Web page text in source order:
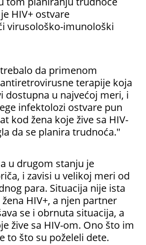
HIV+ ostvare
virusološko-imunološki
da primenom
terapije koja
dostupna u najvećoj meri, i
infektolozi ostvare pun
kod žena koje žive sa HIV-
da se planira trudnoća."
u drugom stanju je
i zavisi u velikoj meri od
para. Situacija nije ista
HIV+, a njen partner
se i obrnuta situacija, a
žive sa HIV-om. Ono što im
to što su poželeli dete.